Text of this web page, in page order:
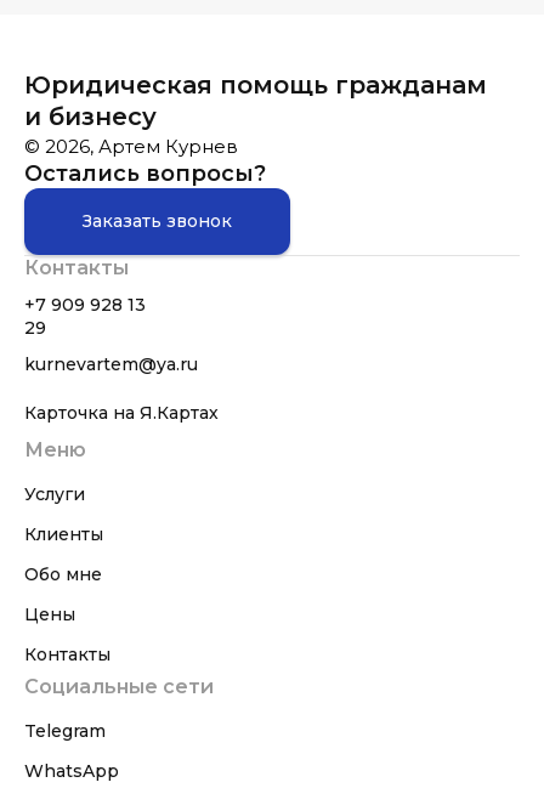
Юридическая помощь гражданам
и бизнесу
© 2026, Артем Курнев
Остались вопросы?
Заказать звонок
Контакты
+7 909 928 13
29
kurnevartem@ya.ru
Карточка на Я.Картах
Меню
Услуги
Клиенты
Обо мне
Цены
Контакты
Социальные сети
Telegram
WhatsApp